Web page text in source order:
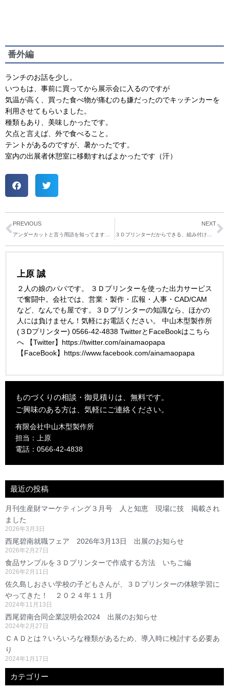
番外編
ランチのお話を少し。
いつもは、事前に買ってから展示会に入るのですが
気温が高く、買った食べ物が痛むのも嫌だったのでキッチンカーを
利用させてもらいました。
種類もあり、美味しかったです。
欠点と言えば、外で食べること。
テントがあるのですが、暑かったです。
室内の出展者休憩室に移動すればよかったです（汗）
PREVIOUS NEXT
上原 誠
２人の娘のパパです。 ３Ｄプリンターを使った出力サービス
で奮闘中。会社では、営業・製作・広報・人事・CAD/CAM
など、なんでも屋です。３Ｄプリンターの知識なら、ほかの
人には負けません！気軽にお電話ください。 中山木型製作所
(３Dプリンター) 0566-42-4838 TwitterとFaceBookはこちら
へ 【Twitter】https://twitter.com/ainamaopapa
【FaceBook】https://www.facebook.com/ainamaopapa
ものづくりの相談・御見積りは、無料です。
ご興味のある方は、気軽にご連絡ください。
有限会社中山木型製作所
担当：上原
電話：0566-42-4838
最近の投稿
月刊生産財マーケティング３月号 人と知恵 現場に技 掲載され
ました
2026年3月3日
西尾碧南就職フェア 2026年3月13日 出展のお知らせ
2026年2月27日
食品サンプルを３Ｄプリンターで作成する方法 いちご編
2026年2月11日
佐久島しおさい学校の子どもさんが、３Ｄプリンターの体験学習に
やってきた！ ２０２４年１１月
2024年11月13日
西尾碧南合同企業説明会2024 出展のお知らせ
2024年2月27日
ＣＡＤとは？いろいろな種類があるため、導入時に検討する必要あ
り
2024年1月17日
カテゴリー